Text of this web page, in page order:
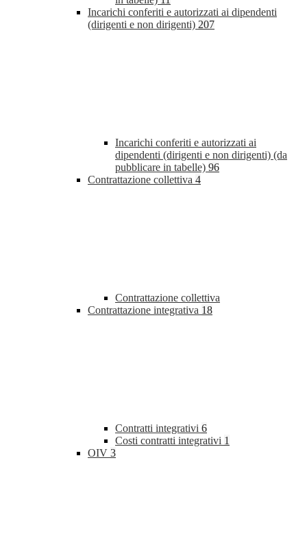
Incarichi conferiti e autorizzati ai dipendenti
(dirigenti e non dirigenti) 207
Incarichi conferiti e autorizzati ai
dipendenti (dirigenti e non dirigenti) (da
pubblicare in tabelle) 96
Contrattazione collettiva 4
Contrattazione collettiva
Contrattazione integrativa 18
Contratti integrativi 6
Costi contratti integrativi 1
OIV 3